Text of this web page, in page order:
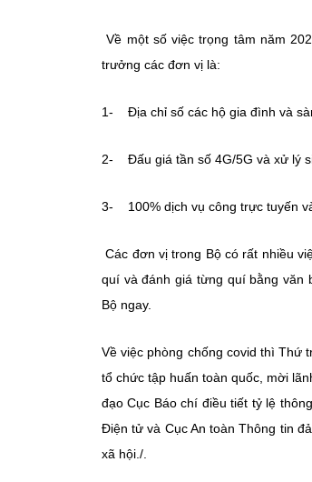
Về một số việc trọng tâm năm
trưởng các đơn vị là:
1- Địa chỉ số các hộ gia đình và
2- Đấu giá tần số 4G/5G và xử lý
3- 100% dịch vụ công trực tuyến
Các đơn vị trong Bộ có rất nhiều
quí và đánh giá từng quí bằng văn
Bộ ngay.
Về việc phòng chống covid thì Thứ
tổ chức tập huấn toàn quốc, mời
đạo Cục Báo chí điều tiết tỷ lệ
Điện tử và Cục An toàn Thông tin
xã hội./.